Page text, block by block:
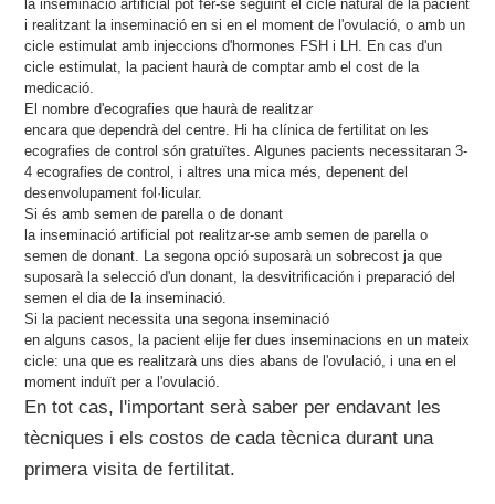
la inseminació artificial pot fer-se seguint el cicle natural de la pacient
i realitzant la inseminació en si en el moment de l'ovulació, o amb un
cicle estimulat amb injeccions d'hormones FSH i LH. En cas d'un
cicle estimulat, la pacient haurà de comptar amb el cost de la
medicació.
El nombre d'ecografies que haurà de realitzar
encara que dependrà del centre. Hi ha clínica de fertilitat on les
ecografies de control són gratuïtes. Algunes pacients necessitaran 3-
4 ecografies de control, i altres una mica més, depenent del
desenvolupament fol·licular.
Si és amb semen de parella o de donant
la inseminació artificial pot realitzar-se amb semen de parella o
semen de donant. La segona opció suposarà un sobrecost ja que
suposarà la selecció d'un donant, la desvitrificación i preparació del
semen el dia de la inseminació.
Si la pacient necessita una segona inseminació
en alguns casos, la pacient elije fer dues inseminacions en un mateix
cicle: una que es realitzarà uns dies abans de l'ovulació, i una en el
moment induït per a l'ovulació.
En tot cas, l'important serà saber per endavant les
tècniques i els costos de cada tècnica durant una
primera visita de fertilitat.